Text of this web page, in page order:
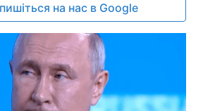
на нас в Google